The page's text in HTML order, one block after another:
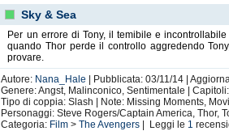
Sky & Sea
Per un errore di Tony, il temibile e
quando Thor perde il controllo aggredendo
provare.
Autore: Nana_Hale
| Pubblicata: 03/11/14 |
Genere: Angst, Malinconico, Sentimentale |
Tipo di coppia: Slash | Note: Missing Moments,
Personaggi: Steve Rogers/Captain America, Thor,
Categoria: Film >The Avengers | Leggi le 1